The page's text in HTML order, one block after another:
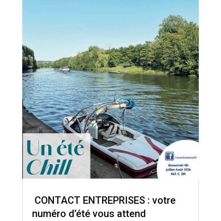
CONTACT ENTREPRISES : votre
numéro d’été vous attend